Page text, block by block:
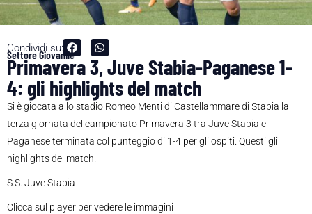
Condividi su:
Settore Giovanile
Primavera 3, Juve Stabia-Paganese 1-
4: gli highlights del match
Si è giocata allo stadio Romeo Menti di Castellammare di Stabia la
terza giornata del campionato Primavera 3 tra Juve Stabia e
Paganese terminata col punteggio di 1-4 per gli ospiti. Questi gli
highlights del match.
S.S. Juve Stabia
Clicca sul player per vedere le immagini